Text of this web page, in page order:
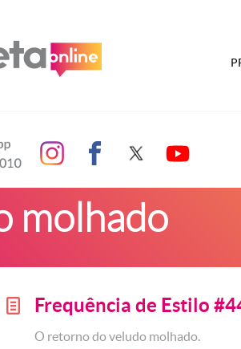
molhado
g Frequência de Estilo
O retorno do veludo molhado.